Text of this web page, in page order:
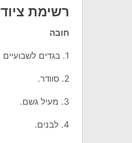
רשימת
חובה
1. בגדים לשבועיים וחצי-בגדים קיציים (מומלץ להביא בגדים בשיטת ה"בצל")
2. סוודר.
3. מעיל גשם.
4. לבנים.